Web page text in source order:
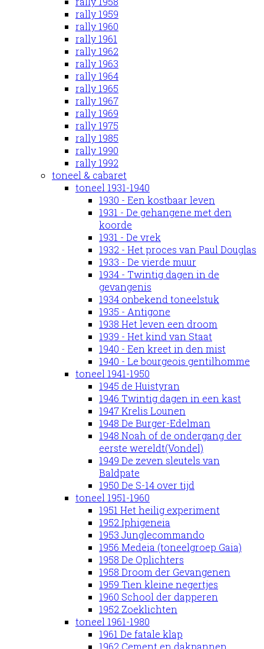
rally 1959
rally 1960
rally 1961
rally 1962
rally 1963
rally 1964
rally 1965
rally 1967
rally 1969
rally 1975
rally 1985
rally 1990
rally 1992
toneel & cabaret
toneel 1931-1940
1930 - Een kostbaar leven
1931 - De gehangene met den
koorde
1931 - De vrek
1932 - Het proces van Paul Douglas
1933 - De vierde muur
1934 - Twintig dagen in de
gevangenis
1934 onbekend toneelstuk
1935 - Antigone
1938 Het leven een droom
1939 - Het kind van Staat
1940 - Een kreet in den mist
1940 - Le bourgeois gentilhomme
toneel 1941-1950
1945 de Huistyran
1946 Twintig dagen in een kast
1947 Krelis Lounen
1948 De Burger-Edelman
1948 Noah of de ondergang der
eerste wereldt(Vondel)
1949 De zeven sleutels van
Baldpate
1950 De S-14 over tijd
toneel 1951-1960
1951 Het heilig experiment
1952 Iphigeneia
1953 Junglecommando
1956 Medeia (toneelgroep Gaia)
1958 De Oplichters
1958 Droom der Gevangenen
1959 Tien kleine negertjes
1960 School der dapperen
1952 Zoeklichten
toneel 1961-1980
1961 De fatale klap
1962 Cement en dakpannen